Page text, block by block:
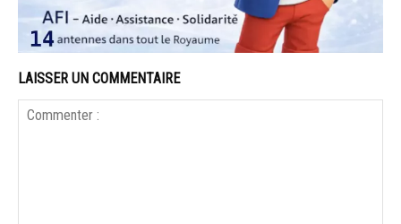
LAISSER UN COMMENTAIRE